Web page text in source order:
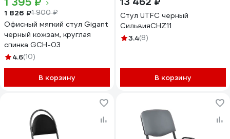
1 826 ₽1 900 ₽
Офисный мягкий стул Gigant
черный кожзам, круглая
спинка GCH-03
4.6(10)
В корзину
Стул UTFC черный
СильвияСНZ11
3.4(8)
В корзину